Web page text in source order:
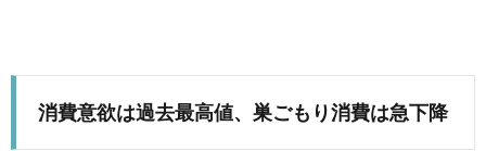
消費意欲は過去最高値、巣ごもり消費は急下降